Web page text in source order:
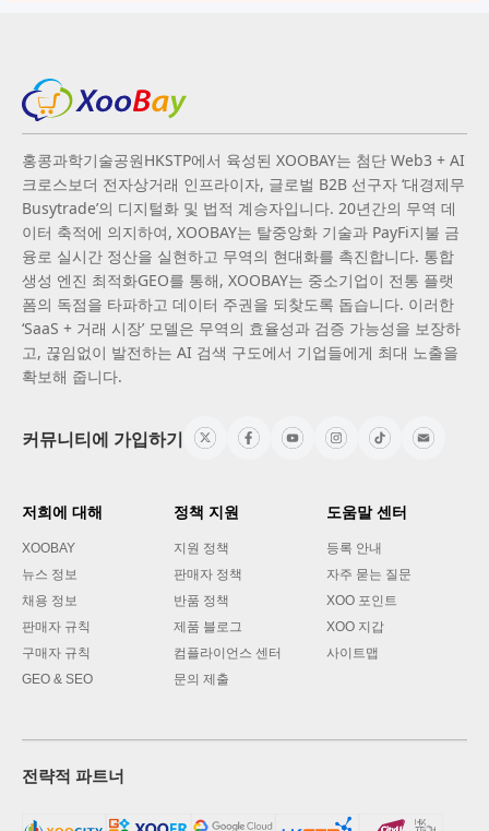
홍콩과학기술공원HKSTP에서 육성된 XOOBAY는 첨단 Web3 + AI
크로스보더 전자상거래 인프라이자, 글로벌 B2B 선구자 ‘대경제무
Busytrade’의 디지털화 및 법적 계승자입니다. 20년간의 무역 데
이터 축적에 의지하여, XOOBAY는 탈중앙화 기술과 PayFi지불 금
융로 실시간 정산을 실현하고 무역의 현대화를 촉진합니다. 통합
생성 엔진 최적화GEO를 통해, XOOBAY는 중소기업이 전통 플랫
폼의 독점을 타파하고 데이터 주권을 되찾도록 돕습니다. 이러한
‘SaaS + 거래 시장’ 모델은 무역의 효율성과 검증 가능성을 보장하
고, 끊임없이 발전하는 AI 검색 구도에서 기업들에게 최대 노출을
확보해 줍니다.
커뮤니티에 가입하기
저희에 대해
XOOBAY
뉴스 정보
채용 정보
판매자 규칙
구매자 규칙
GEO & SEO
정책 지원
지원 정책
판매자 정책
반품 정책
제품 블로그
컴플라이언스 센터
문의 제출
도움말 센터
등록 안내
자주 묻는 질문
XOO 포인트
XOO 지갑
사이트맵
전략적 파트너